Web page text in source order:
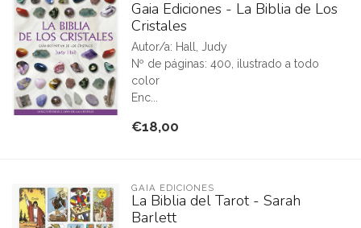
Gaia Ediciones - La Biblia de Los
Cristales
Autor/a: Hall, Judy
Nº de páginas: 400, ilustrado a todo
color
Enc...
€18,00
GAIA EDICIONES
La Biblia del Tarot - Sarah
Barlett